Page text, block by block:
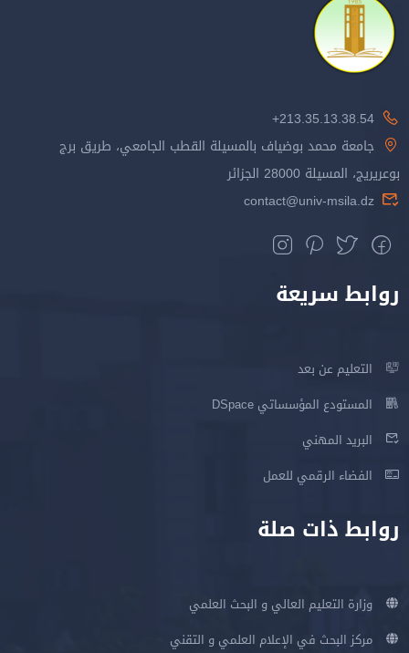
213.35.13.38.54+
جامعة محمد بوضياف بالمسيلة القطب الجامعي، طريق برج
بوعريريج، المسيلة 28000 الجزائر
contact@univ-msila.dz
روابط سريعة
التعليم عن بعد
المستودع المؤسساتي DSpace
البريد المهني
الفضاء الرقمي للعمل
روابط ذات صلة
وزارة التعليم العالي و البحث العلمي
مركز البحث في الإعلام العلمي و التقني